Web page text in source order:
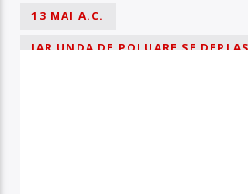
13 MAI A.C.
IAR UNDA DE POLUARE SE
LUCRĂTORII SISTEMULUI DE